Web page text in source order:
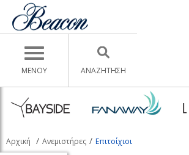
Toggle navigation
ΜΕΝΟΥ ΑΝΑΖΉΤΗΣΗ
Αρχική Ανεμιστήρες Επιτοίχιοι